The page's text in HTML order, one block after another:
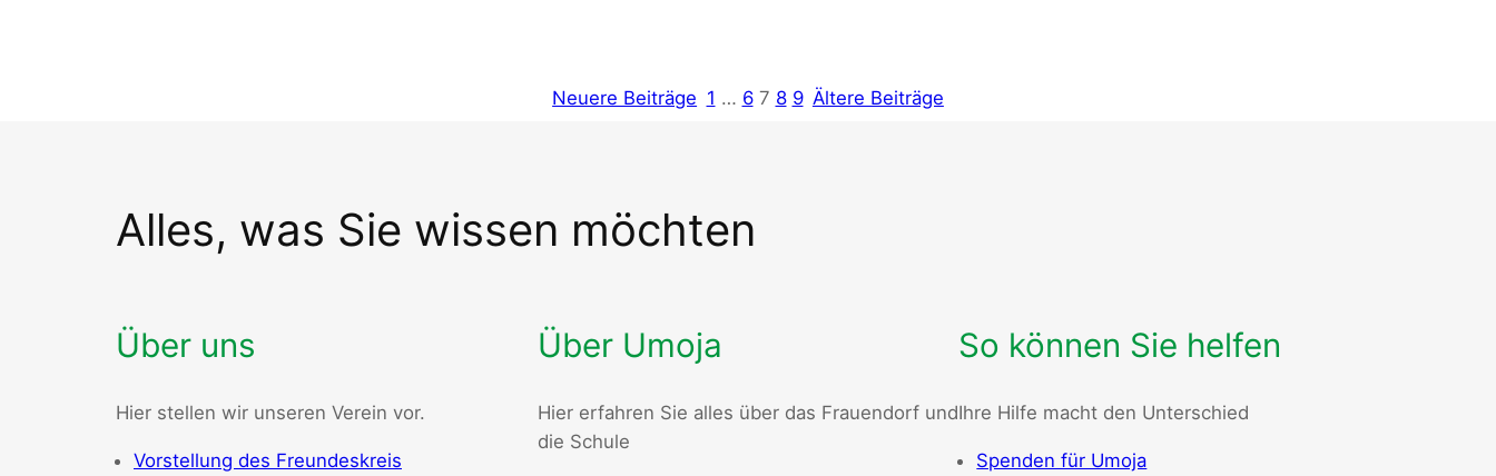
Neuere Beiträge 1 … 6 7 8 9 Ältere Beiträge
Alles, was Sie wissen möchten
Über uns
Hier stellen wir unseren Verein vor.
Vorstellung des Freundeskreis
Über Umoja
Hier erfahren Sie alles über das Frauendorf und
die Schule
So können Sie helfen
Ihre Hilfe macht den Unterschied
Spenden für Umoja